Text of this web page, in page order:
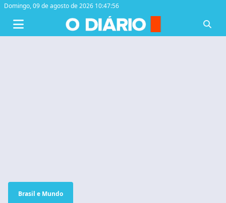
Domingo,09 de agosto de 2026 10:47:56
Brasil e Mundo